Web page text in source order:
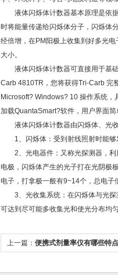
液体闪烁体计数器基本原理是依据
时将能量传递给闪烁体分子，闪烁体
经倍增，在PM阳极上收集到好多光
大小。
液体闪烁体计数器可直接用于基础
Carb 4810TR，您将获得Tri-Carb 完
Microsoft? Windows? 10 操作系统
加载QuantaSmart?软件，用户界面
液体闪烁体计数器由闪烁体、光收
1、闪烁体：受到射线照射时能够
2、光电器件：又称光探测器，利
电极，闪烁体产生的光子打在光阴极
电子，打拿极一般有9~14个，总电
3、光收集系统：在闪烁体与光探
可达到尽可能多收集光和使光分布均
上一篇： 便携式剂量率仪有哪些特